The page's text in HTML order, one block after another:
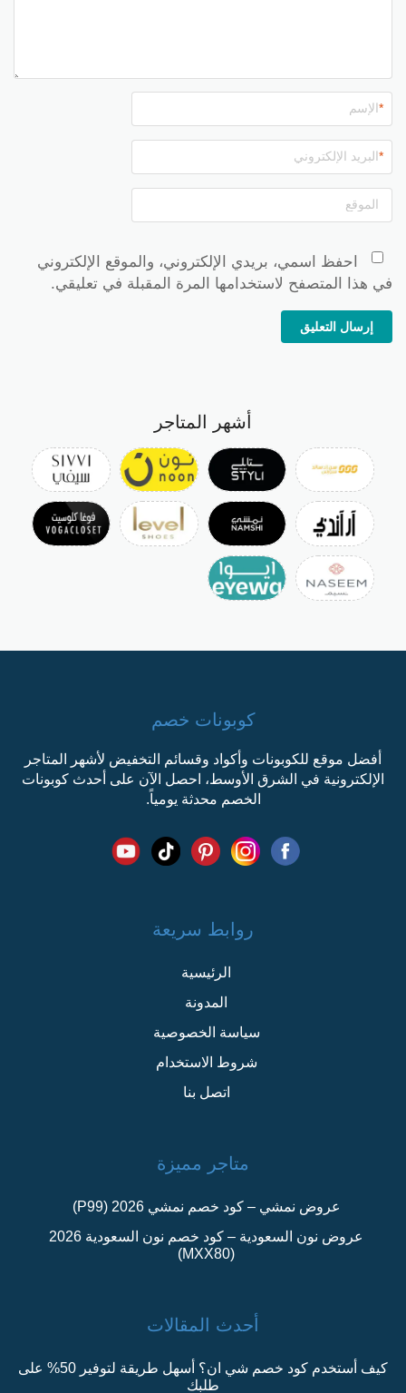
*
*
احفظ اسمي، بريدي الإلكتروني، والموقع الإلكتروني
في هذا المتصفح لاستخدامها المرة المقبلة في تعليقي.
إرسال التعليق
أشهر المتاجر
كوبونات خصم
أفضل موقع للكوبونات وأكواد وقسائم التخفيض لأشهر المتاجر
الإلكترونية في الشرق الأوسط، احصل الآن على أحدث كوبونات
الخصم محدثة يومياً.
روابط سريعة
الرئيسية
المدونة
سياسة الخصوصية
شروط الاستخدام
اتصل بنا
متاجر مميزة
عروض نمشي – كود خصم نمشي 2026 (P99)
عروض نون السعودية – كود خصم نون السعودية 2026
(MXX80)
أحدث المقالات
كيف أستخدم كود خصم شي ان؟ أسهل طريقة لتوفير 50% على
طلبك